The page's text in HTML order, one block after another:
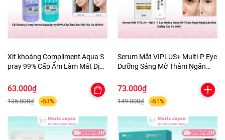
Xịt khoáng Compliment Aqua S
pray 99% Cấp Ẩm Làm Mát Dịu
63.000₫
135.000₫ -53%
Serum Mắt VIPLUS+ Multi-P Eye
Dưỡng Sáng Mờ Thâm Ngăn
10ml
73.000₫
149.000₫ -51%